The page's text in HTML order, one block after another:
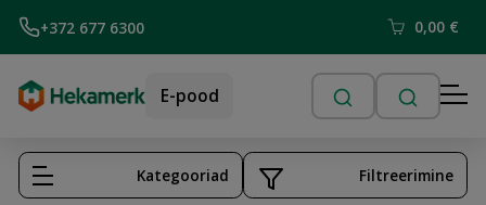
+372 677 6300 0,00 €
E-pood
Kategooriad Filtreerimine